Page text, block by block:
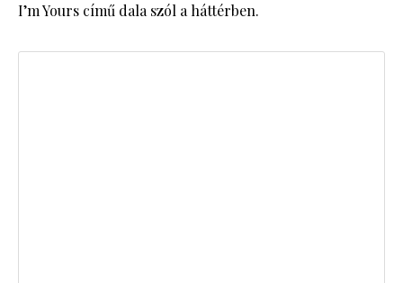
I’m Yours című dala szól a háttérben.